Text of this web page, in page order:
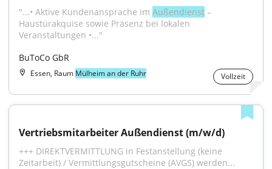
"...• Aktive Kundenansprache im Außendienst –
Haustürakquise sowie Präsenz bei lokalen
Veranstaltungen •..."
BuToCo GbR
Essen, Raum Mülheim an der Ruhr Vollzeit
Vertriebsmitarbeiter Außendienst (m/w/d)
+++ DIREKTVERMITTLUNG in Festanstellung (keine
Zeitarbeit) / Vermittlungsgutscheine (AVGS) werden...